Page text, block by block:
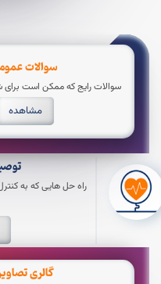
سوالات
سوالات رایج که ممکن است
مشاهده
راه حل هایی که به
گالری